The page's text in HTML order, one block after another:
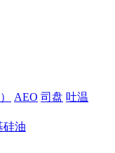
AEO 司盘 吐温
硅油